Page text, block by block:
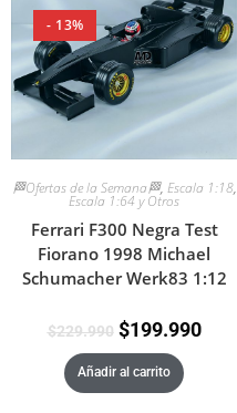
- 13%
🏁Ofertas de la Semana🏁, Escala 1:18,
Escala 1:64 y Otros
Ferrari F300 Negra Test
Fiorano 1998 Michael
Schumacher Werk83 1:12
$229.990 $199.990
Añadir al carrito